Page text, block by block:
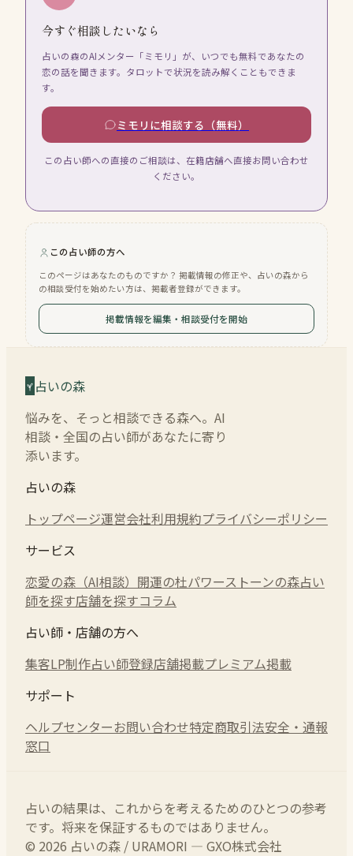
今すぐ相談したいなら
占いの森のAIメンター「ミモリ」が、いつでも無料であなたの
恋の話を聞きます。タロットで状況を読み解くこともできま
す。
ミモリに相談する（無料）
この占い師への直接のご相談は、在籍店舗へ直接お問い合わせ
ください。
この占い師の方へ
このページはあなたのものですか？ 掲載情報の修正や、占いの森から
の相談受付を始めたい方は、掲載者登録ができます。
掲載情報を編集・相談受付を開始
占いの森
悩みを、そっと相談できる森へ。AI
相談・全国の占い師があなたに寄り
添います。
占いの森
トップページ運営会社利用規約プライバシーポリシー
サービス
恋愛の森（AI相談） 開運の杜パワーストーンの森占い
師を探す店舗を探すコラム
占い師・店舗の方へ
集客LP制作占い師登録店舗掲載プレミアム掲載
サポート
ヘルプセンターお問い合わせ特定商取引法安全・通報
窓口
占いの結果は、これからを考えるためのひとつの参考
です。将来を保証するものではありません。
© 2026 占いの森 / URAMORI — GXO株式会社